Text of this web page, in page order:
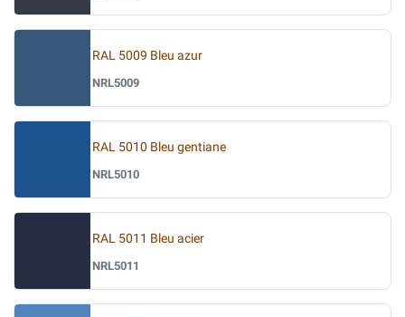
RAL 5009 Bleu azur
NRL5009
RAL 5010 Bleu gentiane
NRL5010
RAL 5011 Bleu acier
NRL5011